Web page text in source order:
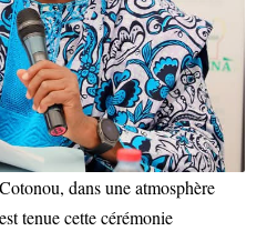
dans une atmosphère
tenue cette cérémonie